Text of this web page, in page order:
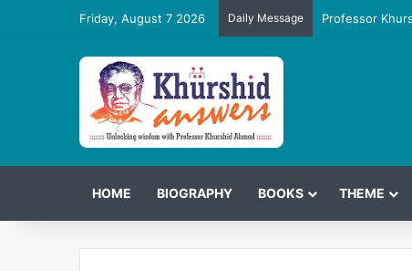
Friday, August 7 2026 Daily Message Professor
HOME BIOGRAPHY BOOKS THEME